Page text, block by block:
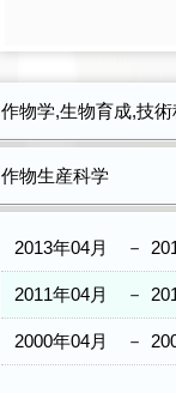
作物学,生物育成,技
作物生産科学
2013年04月 －
2011年04月 －
2000年04月 －